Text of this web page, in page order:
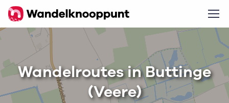
Wandelroutes in Buttinge
(Veere)